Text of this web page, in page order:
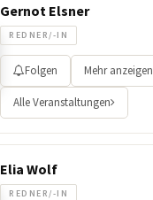
Gernot Elsner
REDNER/-IN
Folgen Mehr anzeigen
Alle Veranstaltungen
Elia Wolf
REDNER/-IN